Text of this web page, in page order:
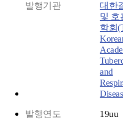
발행기관
대한
및 호
학회
and
발행연도 19uu